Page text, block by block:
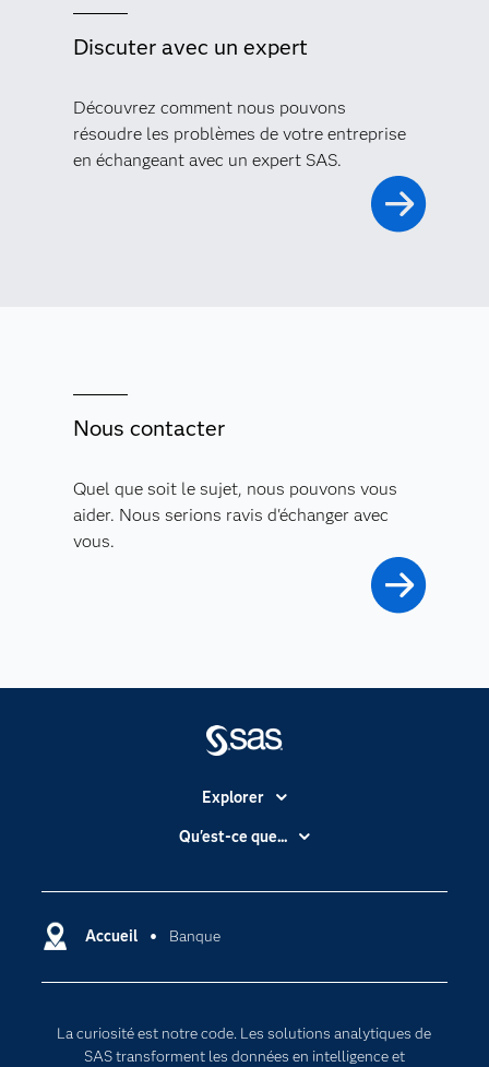
Discuter avec un expert
Découvrez comment nous pouvons
résoudre les problèmes de votre entreprise
en échangeant avec un expert SAS.
Nous contacter
Quel que soit le sujet, nous pouvons vous
aider. Nous serions ravis d'échanger avec
vous.
Accueil Banque
La curiosité est notre code. Les solutions analytiques de
SAS transforment les données en intelligence et
Explorer
Accessibilité
Carrières
Certifications
Documentation
Qu'est-ce que...
Intelligence artificielle
Transformation digitale